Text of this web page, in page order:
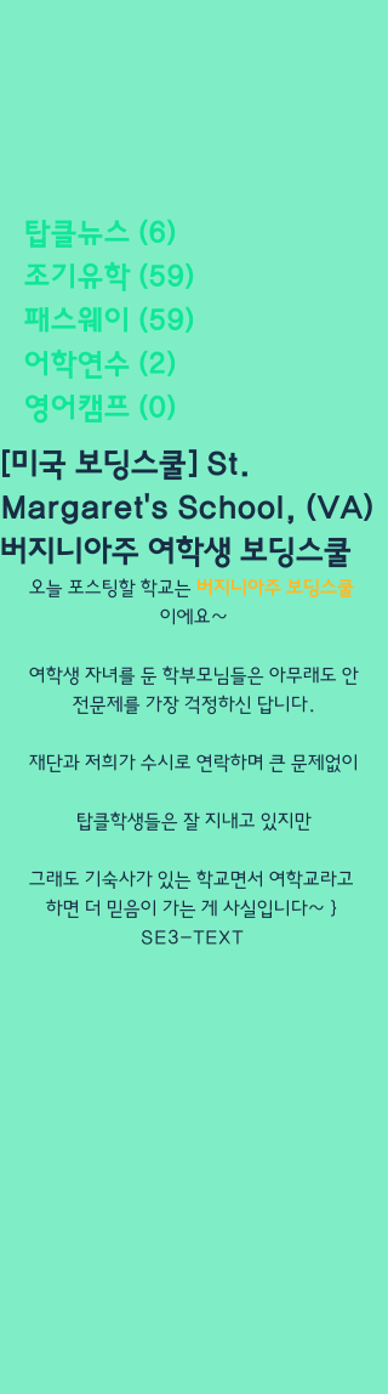
탑클뉴스 (6)
조기유학 (59)
패스웨이
(59)
어학연수 (2)
영어캠프 (0)
[미국 보딩스쿨] St.
Margaret's School, (VA)
버지니아주 여학생 보딩스쿨
오늘 포스팅할 학교는 버지니아주 보딩스쿨
이에요~
여학생 자녀를 둔 학부모님들은 아무래도 안
전문제를 가장 걱정하신 답니다.
재단과 저희가 수시로 연락하며 큰 문제없이
탑클학생들은 잘 지내고 있지만
그래도 기숙사가 있는 학교면서 여학교라고
하면 더 믿음이 가는 게 사실입니다~ }
SE3-TEXT